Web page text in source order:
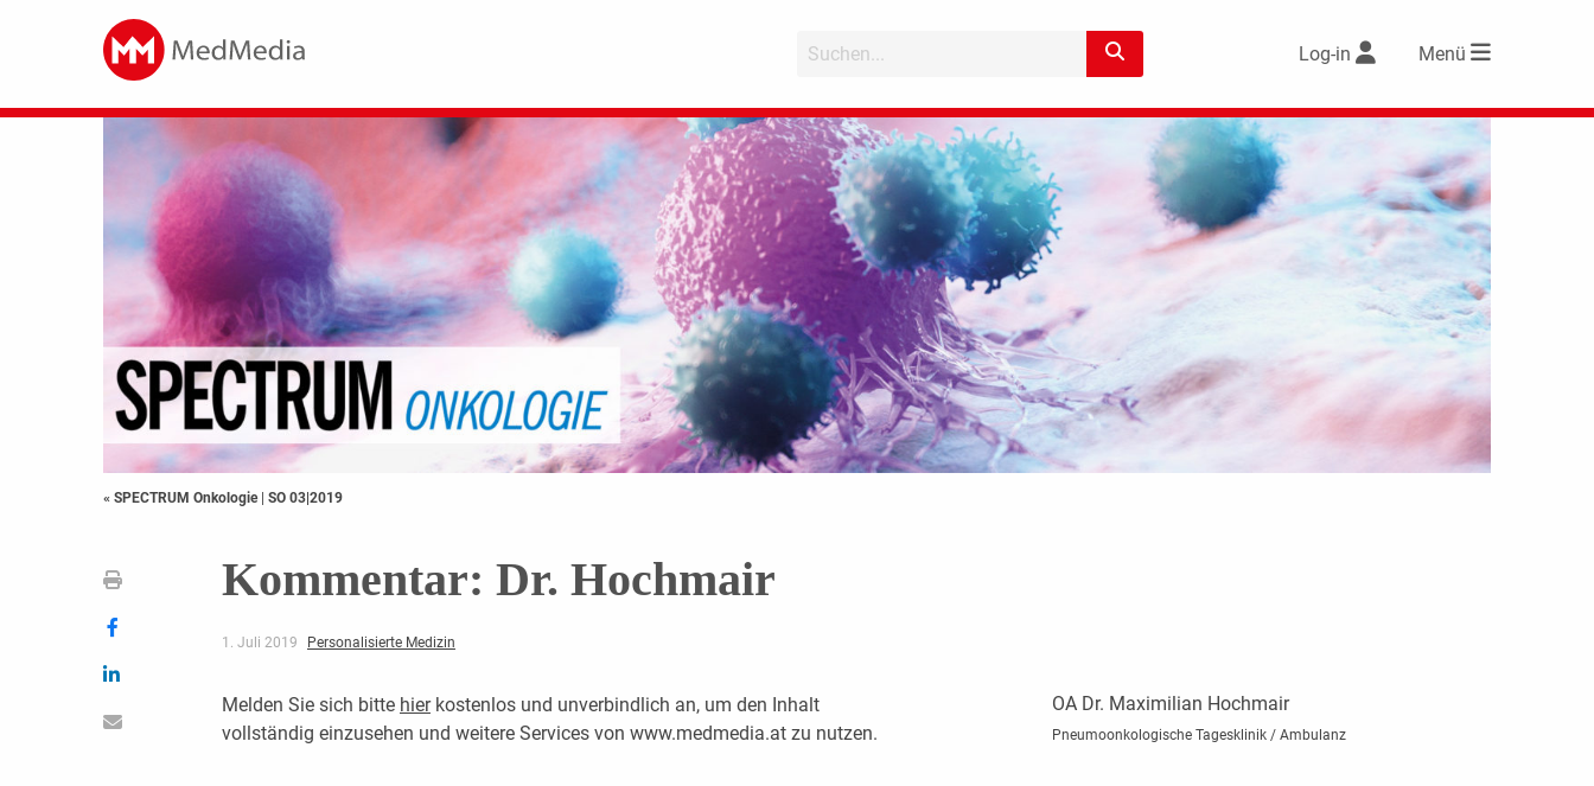
Log-in Menü
« SPECTRUM Onkologie | SO 03|2019
Kommentar: Dr. Hochmair
1. Juli 2019 Personalisierte Medizin
Melden Sie sich bitte hierkostenlos und unverbindlich an, um den Inhalt
vollständig einzusehen und weitere Services von www.medmedia.at zu nutzen.
OA Dr. Maximilian Hochmair
Pneumoonkologische Tagesklinik / Ambulanz